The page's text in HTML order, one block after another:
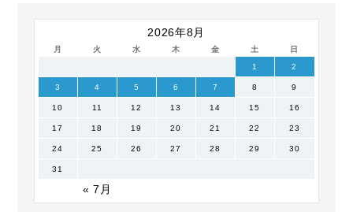
2026年8月
月 火 水 木 金 土 日
« 7月
1 2
3 4 5 6 7 8 9
10 11 12 13 14 15 16
17 18 19 20 21 22 23
24 25 26 27 28 29 30
31